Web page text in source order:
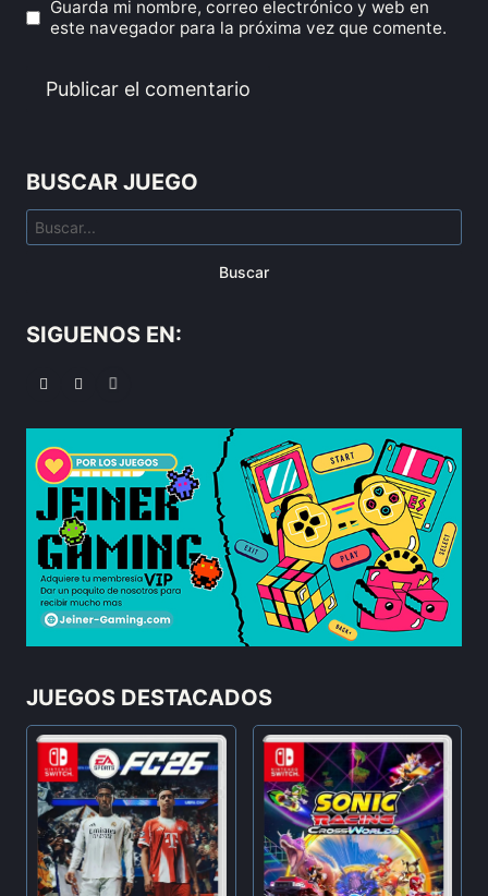
Guarda mi nombre, correo electrónico y web en
este navegador para la próxima vez que comente.
BUSCAR JUEGO
Buscar
SIGUENOS EN:
JUEGOS DESTACADOS